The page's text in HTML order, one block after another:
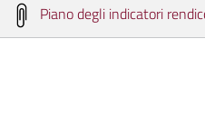
Piano degli indicatori